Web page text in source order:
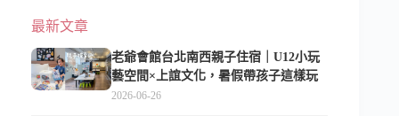
最新文章
老爺會館台北南西親子住宿｜U12小玩
藝空間×上誼文化，暑假帶孩子這樣玩
2026-06-26